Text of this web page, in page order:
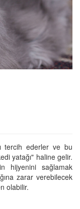
tercih ederler ve bu
yatağı" haline gelir.
hijyenini sağlamak
zarar verebilecek
olabilir.